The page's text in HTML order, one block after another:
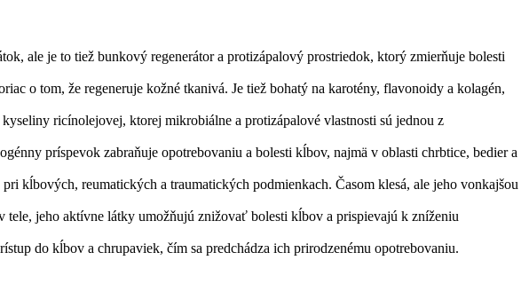
ale je to tiež bunkový regenerátor a protizápalový prostriedok, ktorý zmierňuje bolesti
o tom, že regeneruje kožné tkanivá. Je tiež bohatý na karotény, flavonoidy a kolagén,
ricínolejovej, ktorej mikrobiálne a protizápalové vlastnosti sú jednou z
príspevok zabraňuje opotrebovaniu a bolesti kĺbov, najmä v oblasti chrbtice, bedier a
kĺbových, reumatických a traumatických podmienkach. Časom klesá, ale jeho vonkajšou
jeho aktívne látky umožňujú znižovať bolesti kĺbov a prispievajú k zníženiu
do kĺbov a chrupaviek, čím sa predchádza ich prirodzenému opotrebovaniu.